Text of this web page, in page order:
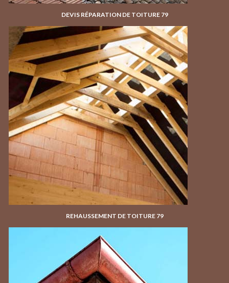
DEVIS RÉPARATION DE TOITURE 79
REHAUSSEMENT DE TOITURE 79